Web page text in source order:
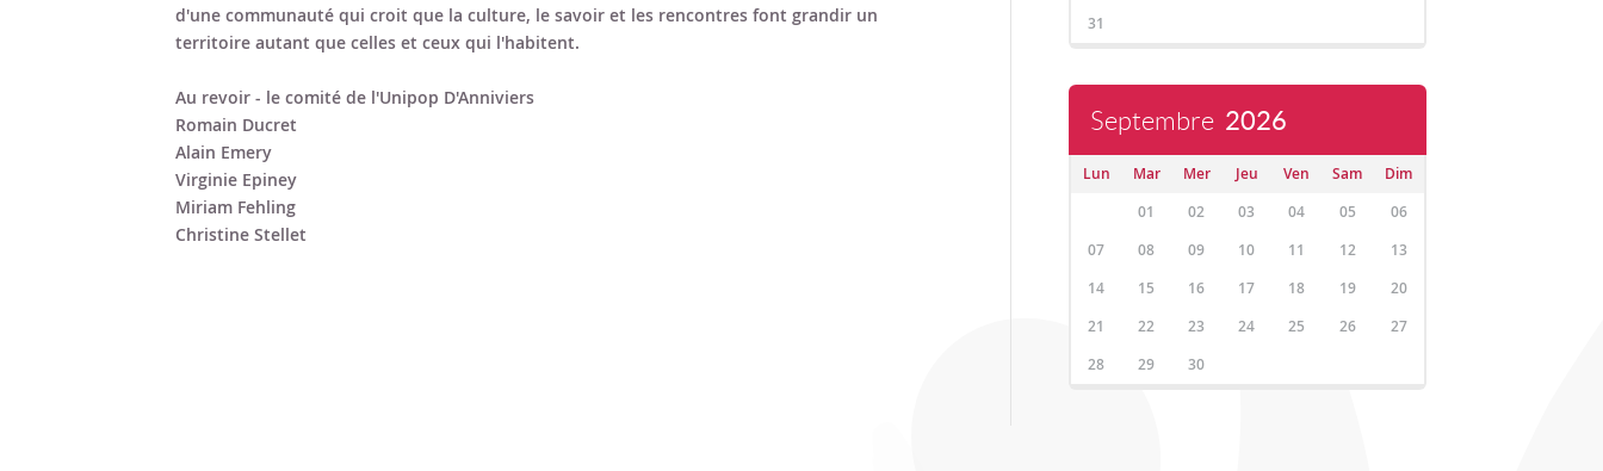
d'une communauté qui croit que la culture, le savoir et les rencontres font grandir un
territoire autant que celles et ceux qui l'habitent.
Au revoir - le comité de l'Unipop D'Anniviers
Romain Ducret
Alain Emery
Virginie Epiney
Miriam Fehling
Christine Stellet
31
Septembre 2026
Lun Mar Mer Jeu Ven Sam
Dim
01
02 03 04 05
06
07
08 09 10 11 12
13
14
15 16 17 18 19
20
21
22 23 24 25 26
27
28
29 30